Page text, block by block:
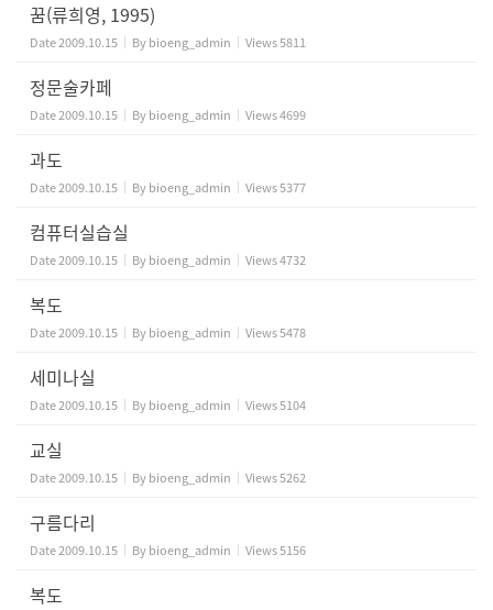
꿈(류희영, 1995)
Date2009.10.15 Bybioeng_admin Views5811
정문술카페
Date2009.10.15 Bybioeng_admin Views4699
과도
Date2009.10.15 Bybioeng_admin Views5377
컴퓨터실습실
Date2009.10.15 Bybioeng_admin Views4732
복도
Date2009.10.15 Bybioeng_admin Views5478
세미나실
Date2009.10.15 Bybioeng_admin Views5104
교실
Date2009.10.15 Bybioeng_admin Views5262
구름다리
Date2009.10.15 Bybioeng_admin Views5156
복도